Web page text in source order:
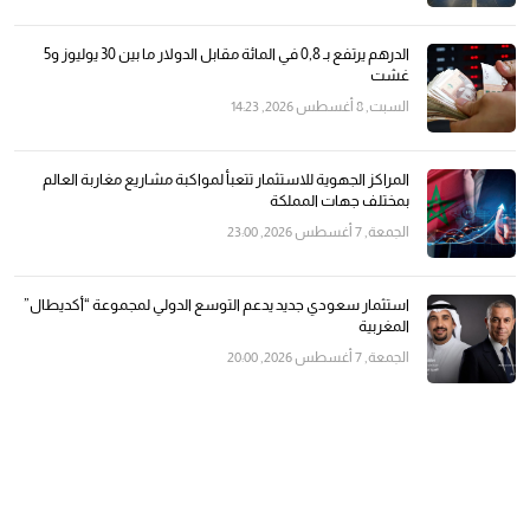
الدرهم يرتفع بـ 0,8 في المائة مقابل الدولار ما بين 30 يوليوز و5
غشت
السبت, 8 أغسطس 2026, 14:23
المراكز الجهوية للاستثمار تتعبأ لمواكبة مشاريع مغاربة العالم
بمختلف جهات المملكة
الجمعة, 7 أغسطس 2026, 23:00
استثمار سعودي جديد يدعم التوسع الدولي لمجموعة “أكديطال”
المغربية
الجمعة, 7 أغسطس 2026, 20:00